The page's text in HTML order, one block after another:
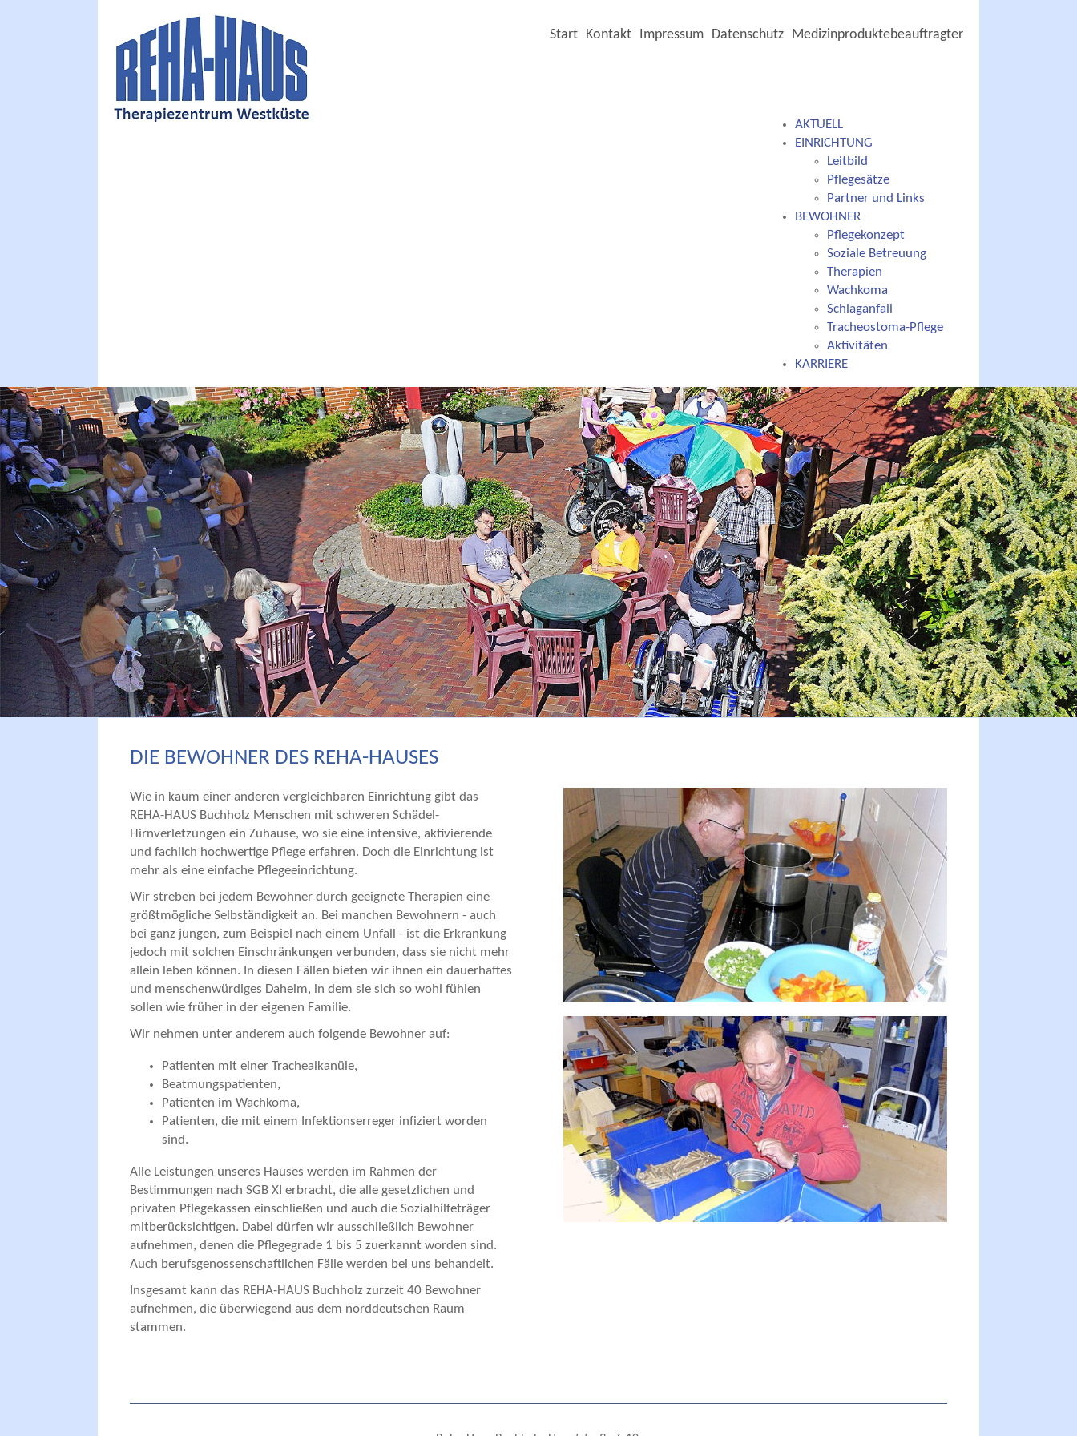
Start Kontakt Impressum Datenschutz Medizinproduktebeauftragter
AKTUELL
EINRICHTUNG
Leitbild
Pflegesätze
Partner und Links
BEWOHNER
Pflegekonzept
Soziale Betreuung
Therapien
Wachkoma
Schlaganfall
Tracheostoma-Pflege
Aktivitäten
KARRIERE
DIE BEWOHNER DES REHA-HAUSES
Wie in kaum einer anderen vergleichbaren Einrichtung gibt das
REHA-HAUS Buchholz Menschen mit schweren Schädel-
Hirnverletzungen ein Zuhause, wo sie eine intensive, aktivierende
und fachlich hochwertige Pflege erfahren. Doch die Einrichtung ist
mehr als eine einfache Pflegeeinrichtung.
Wir streben bei jedem Bewohner durch geeignete Therapien eine
größtmögliche Selbständigkeit an. Bei manchen Bewohnern - auch
bei ganz jungen, zum Beispiel nach einem Unfall - ist die Erkrankung
jedoch mit solchen Einschränkungen verbunden, dass sie nicht mehr
allein leben können. In diesen Fällen bieten wir ihnen ein dauerhaftes
und menschenwürdiges Daheim, in dem sie sich so wohl fühlen
sollen wie früher in der eigenen Familie.
Wir nehmen unter anderem auch folgende Bewohner auf:
Patienten mit einer Trachealkanüle,
Beatmungspatienten,
Patienten im Wachkoma,
Patienten, die mit einem Infektionserreger infiziert worden
sind.
Alle Leistungen unseres Hauses werden im Rahmen der
Bestimmungen nach SGB XI erbracht, die alle gesetzlichen und
privaten Pflegekassen einschließen und auch die Sozialhilfeträger
mitberücksichtigen. Dabei dürfen wir ausschließlich Bewohner
aufnehmen, denen die Pflegegrade 1 bis 5 zuerkannt worden sind.
Auch berufsgenossenschaftlichen Fälle werden bei uns behandelt.
Insgesamt kann das REHA-HAUS Buchholz zurzeit 40 Bewohner
aufnehmen, die überwiegend aus dem norddeutschen Raum
stammen.